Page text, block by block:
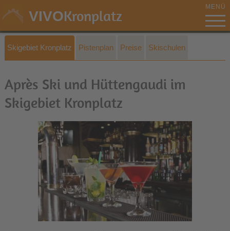
VIVOKronplatz MENÜ
Skigebiet Kronplatz Pistenplan Preise Skischulen
Après Ski und Hüttengaudi im
Skigebiet Kronplatz